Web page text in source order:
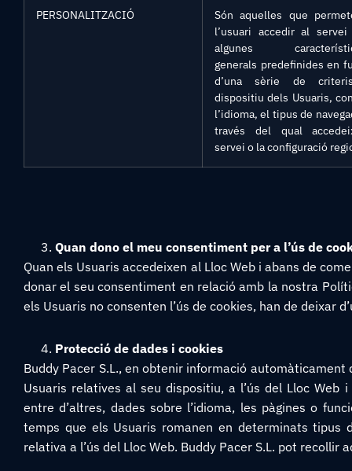
PERSONALITZACIÓ
Són aquelles que
l’usuari accedir al servei
algunes
generals predefinides en
d’una sèrie de
dispositiu dels Usuaris,
l’idioma, el tipus de
través del qual
servei o la configuració
Quan dono el meu consentiment per a l’ús de
Quan els Usuaris accedeixen al Lloc Web i abans de
donar el seu consentiment en relació amb la nostra
els Usuaris no consenten l’ús de cookies, han de deixar
Protecció de dades i cookies
Buddy Pacer S.L., en obtenir informació
Usuaris relatives al seu dispositiu, a l’ús del Lloc
entre d’altres, dades sobre l’idioma, les pàgines o
temps que els Usuaris romanen en determinats tipus
relativa a l’ús del Lloc Web. Buddy Pacer S.L. pot recollir